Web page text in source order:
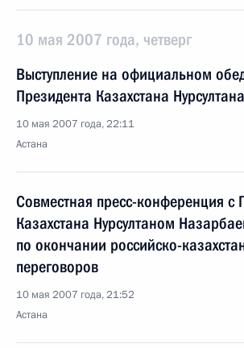
10 мая 2007 года, четверг
Выступление на официальном
Президента Казахстана
10 мая 2007 года, 22:11
Астана
Совместная пресс-конференция с
Казахстана Нурсултаном
по окончании российско-
переговоров
10 мая 2007 года, 21:52
Астана